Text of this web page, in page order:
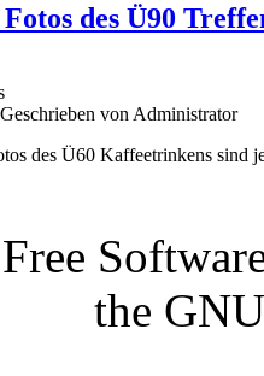
des Ü90
Geschrieben von Administrator
des Ü60 Kaffeetrinkens sind
the